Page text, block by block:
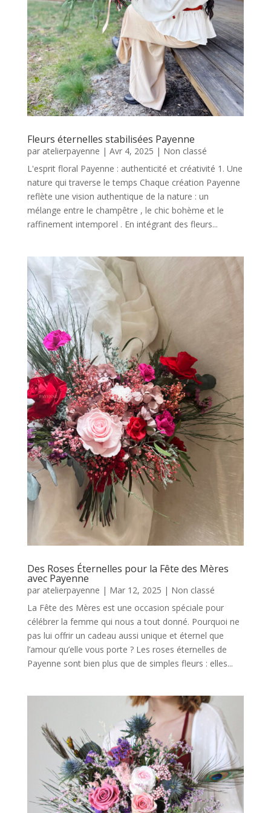
Fleurs éternelles stabilisées Payenne
par atelierpayenne | Avr 4, 2025 | Non classé
L'esprit floral Payenne : authenticité et créativité 1. Une
nature qui traverse le temps Chaque création Payenne
reflète une vision authentique de la nature : un
mélange entre le champêtre , le chic bohème et le
raffinement intemporel . En intégrant des fleurs...
Des Roses Éternelles pour la Fête des Mères
avec Payenne
par atelierpayenne | Mar 12, 2025 | Non classé
La Fête des Mères est une occasion spéciale pour
célébrer la femme qui nous a tout donné. Pourquoi ne
pas lui offrir un cadeau aussi unique et éternel que
l’amour qu’elle vous porte ? Les roses éternelles de
Payenne sont bien plus que de simples fleurs : elles...